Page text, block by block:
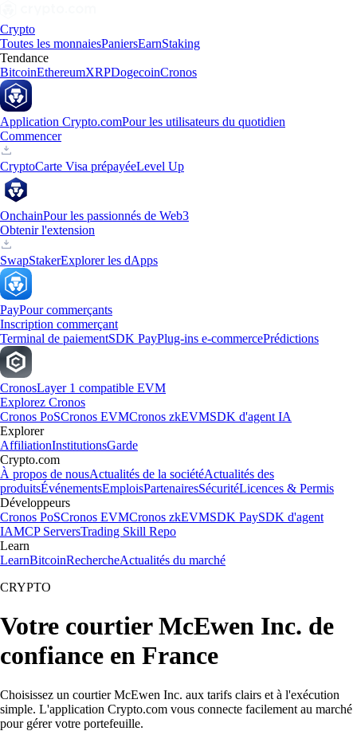
Crypto
Toutes les monnaiesPaniersEarnStaking
Tendance
BitcoinEthereumXRPDogecoinCronos
Application Crypto.comPour les utilisateurs du quotidien
Commencer
CryptoCarte Visa prépayéeLevel Up
OnchainPour les passionnés de Web3
Obtenir l'extension
SwapStakerExplorer les dApps
PayPour commerçants
Inscription commerçant
Terminal de paiementSDK PayPlug-ins e-commercePrédictions
CronosLayer 1 compatible EVM
Explorez Cronos
Cronos PoSCronos EVMCronos zkEVMSDK d'agent IA
Explorer
AffiliationInstitutionsGarde
Crypto.com
À propos de nousActualités de la sociétéActualités des
produitsÉvénementsEmploisPartenairesSécuritéLicences & Permis
Développeurs
Cronos PoSCronos EVMCronos zkEVMSDK PaySDK d'agent
IAMCP ServersTrading Skill Repo
Learn
LearnBitcoinRechercheActualités du marché
CRYPTO
Votre courtier McEwen Inc. de
confiance en France
Choisissez un courtier McEwen Inc. aux tarifs clairs et à l'exécution
simple. L'application Crypto.com vous connecte facilement au marché
pour gérer votre portefeuille.